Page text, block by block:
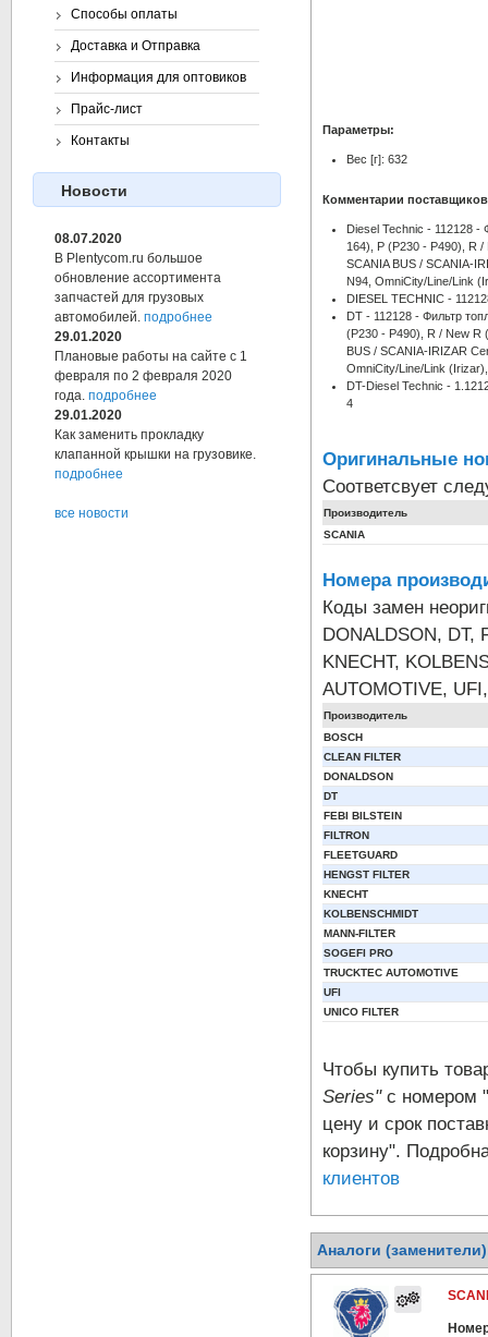
Параметры:
Вес [г]: 632
Комментарии
Diesel Technic - 112128 -
164), P (P230 - P490), R
SCANIA BUS / SCANIA-
N94, OmniCity/Line/Link
DIESEL TECHNIC -
DT - 112128 - Фильтр
(P230 - P490), R / New R
BUS / SCANIA-IRIZAR
OmniCity/Line/Link
DT-Diesel Technic -
4
Оригинальные
Соответсвует
Производитель
SCANIA
Номера
Коды замен
DONALDSON, DT,
KNECHT,
AUTOMOTIVE,
Производитель
BOSCH
CLEAN FILTER
DONALDSON
DT
FEBI BILSTEIN
FILTRON
FLEETGUARD
HENGST FILTER
KNECHT
KOLBENSCHMIDT
MANN-FILTER
SOGEFI PRO
TRUCKTEC AUTOMOTIVE
UFI
UNICO FILTER
Чтобы купить
Series"с номером
цену и срок
корзину".
клиентов
Аналоги
Способы оплаты
Доставка и Отправка
Информация для оптовиков
Прайс-лист
Контакты
Новости
08.07.2020
В Plentycom.ru большое
обновление ассортимента
запчастей для грузовых
автомобилей. подробнее
29.01.2020
Плановые работы на сайте с 1
февраля по 2 февраля 2020
года. подробнее
29.01.2020
Как заменить прокладку
клапанной крышки на грузовике.
подробнее
все новости